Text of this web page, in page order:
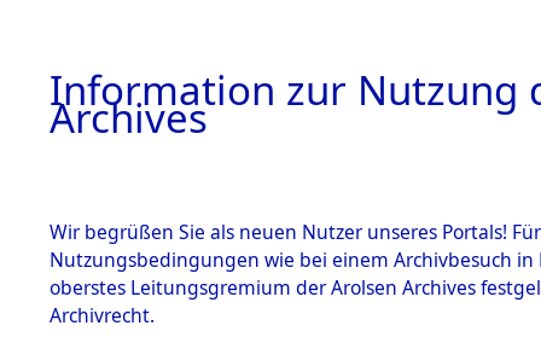
Information zur Nutzung
Archives
Wir begrüßen Sie als neuen Nutzer unseres Portals!
Nutzungsbedingungen wie bei einem Archivbesuch
oberstes Leitungsgremium der Arolsen Archives
Archivrecht.